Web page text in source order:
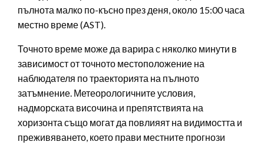
пълнота малко по-късно през деня, около 15:00 часа
местно време (AST).
Точното време може да варира с няколко минути в
зависимост от точното местоположение на
наблюдателя по траекторията на пълното
затъмнение. Метеорологичните условия,
надморската височина и препятствията на
хоризонта също могат да повлияят на видимостта и
преживяването, което прави местните прогнози